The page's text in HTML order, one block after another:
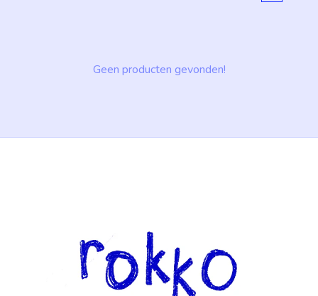
Geen producten gevonden!